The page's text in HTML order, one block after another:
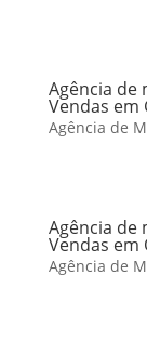
Agência de
Vendas
Agência de
Agência de
Vendas em
Agência de